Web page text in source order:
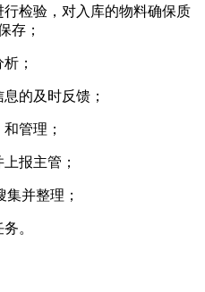
检验，对入库的物料确保质
存；
；
的及时反馈；
管理；
报主管；
并整理；
。